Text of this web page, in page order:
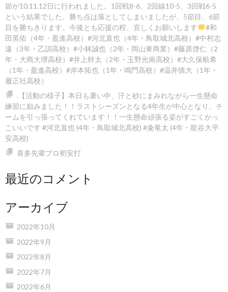
節が10.11.12日に行われました。1回戦8-6 、2回線10-5 、3回戦6-5
という結果でした。勝ち点は落としてしまいましたが、5節目、6節
目を勝ちきります。今後とも応援の程、宜しくお願いします
#和
田英佑（4年・盈進高校）#河北直也（4年・鳥取城北高校）#中村志
遠（3年・乙訓高校）#小林誠也（2年・岡山東商業）#藤原啓仁（2
年・大商大堺高校）#井上幹太（2年・玉野光南高校）#大久保航希
（1年・盈進高校）#岸本拓也（1年・鳴門高校）#温井慎大（1年・
履正社高校）
.【活動の様子】本日も暑い中、汗と砂にまみれながら一生懸命
練習に励みました！！️ラストシーズンとなる4年生が中心となり、チ
ームを引っ張ってくれています！！一生懸命頑張る姿がすごくかっ
こいいです #河北直也 (4年・鳥取城北高校) #粂竜太 (4年・龍谷大平
安高校)
喜多先輩プロ初安打
最近のコメント
アーカイブ
2022年10月
2022年9月
2022年8月
2022年7月
2022年6月